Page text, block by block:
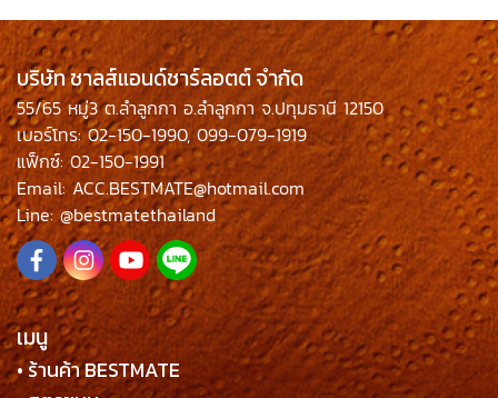
บริษัท ชาลส์แอนด์ชาร์ลอตต์ จำกัด
55/65 หมู่3 ต.ลำลูกกา อ.ลำลูกกา จ.ปทุมธานี 12150
เบอร์โทร: 02-150-1990, 099-079-1919
แฟ็กซ์: 02-150-1991
Email: ACC.BESTMATE@hotmail.com
Line: @bestmatethailand
เมนู
• ร้านค้า BESTMATE